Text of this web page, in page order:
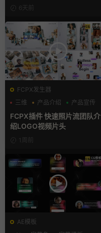
6天前
FCPX发生器
三维
产品介绍 产品宣传
FCPX插件 快速照片流团队介
绍LOGO视频片头
1周前
AE模板